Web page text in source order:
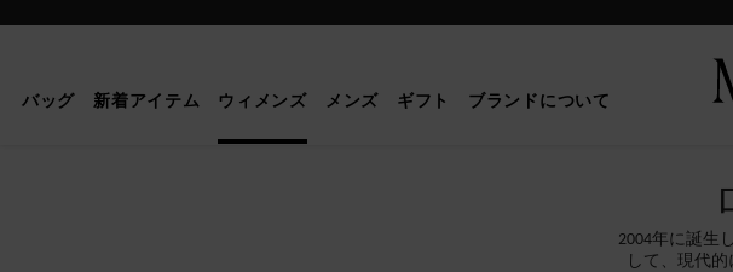
Mulberry
ロ
【
バッグ 新着アイテム ウィメンズ メンズ ギフト ブランドについて
2004年に誕生
して、現代